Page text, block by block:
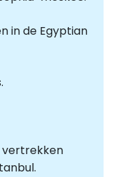
in de Egyptian
vertrekken